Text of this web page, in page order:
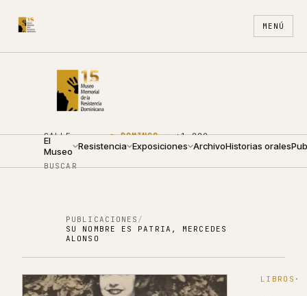
MENÚ
CALLE
ARZOBISPO
NOUEL 210
●DOMINGO ·
10:00 —
+1 809
688
ES EN
El
Museo Resistencia Exposiciones ArchivoHistorias orales
BUSCAR
PUBLICACIONES /
SU NOMBRE ES PATRIA, MERCEDES
ALONSO
LIBROS ·